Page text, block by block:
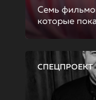
Семь
которые
СПЕЦПРОЕКТ